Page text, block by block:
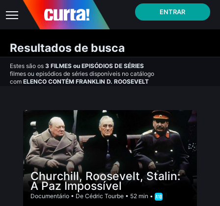
ENTRAR
Resultados de busca
Estes são os 3 FILMES ou EPISÓDIOS DE SÉRIES
filmes ou episódios de séries disponíveis no catálogo
com ELENCO CONTÉM FRANKLIN D. ROOSEVELT
Churchill, Roosevelt, Stalin:
A Paz Impossível
Documentário • De Cédric Tourbe • 52 min •